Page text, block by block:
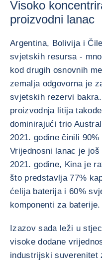
Visoko
proizvodni lanac
Argentina, Bolivija i
svjetskih resursa -
kod drugih osnovnih
zemalja odgovorna je
svjetskih rezervi
proizvodnja litija
dominirajući trio
2021. godine činili
Vrijednosni lanac je
2021. godine, Kina je
što predstavlja 77%
ćelija baterija i 60%
komponenti za baterije.
Izazov sada leži u
visoke dodane
industrijski suverenitet